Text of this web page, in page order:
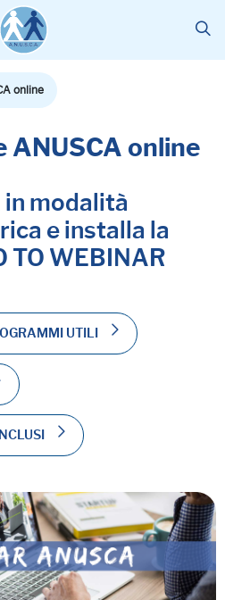
online
ANUSCA online
in modalità
e installa la
TO WEBINAR
UTILI